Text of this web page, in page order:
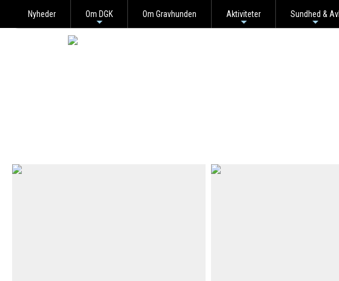
Nyheder Om DGK Om Gravhunden Aktiviteter Sundhed & Avl